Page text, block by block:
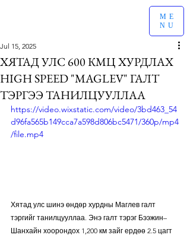
ME
NU
ХЯТАД УЛС 600 КМЦ ХУРДЛАХ
HIGH SPEED "MAGLEV" ГАЛТ
ТЭРГЭЭ ТАНИЛЦУУЛЛАА
Jul 15, 2025
https://video.wixstatic.com/video/3bd463_54
d96fa565b149cca7a598d806bc5471/360p/mp4
/file.mp4
Хятад улс шинэ өндөр хурдны Маглев галт
тэргийг танилцууллаа. Энэ галт тэрэг Бээжин–
Шанхайн хоорондох 1,200 км зайг ердөө 2.5 цагт